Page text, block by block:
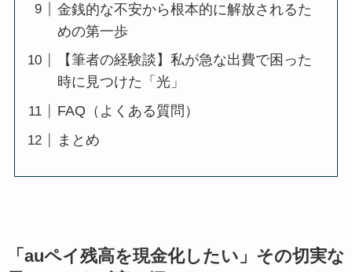
金銭的な不安から根本的に解放されるた
めの第一歩
【筆者の経験談】私が急な出費で困った
時に見つけた「光」
FAQ（よくある質問）
まとめ
「auペイ残高を現金化したい」その切実な